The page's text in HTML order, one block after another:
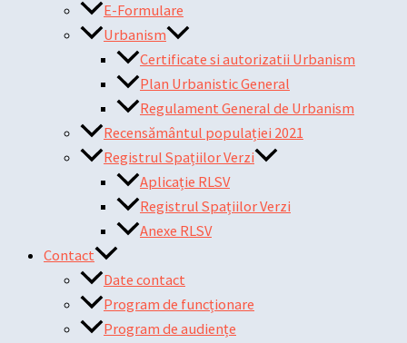
E-Formulare
Urbanism
Certificate si autorizatii Urbanism
Plan Urbanistic General
Regulament General de Urbanism
Recensământul populației 2021
Registrul Spațiilor Verzi
Aplicație RLSV
Registrul Spațiilor Verzi
Anexe RLSV
Contact
Date contact
Program de funcționare
Program de audiențe